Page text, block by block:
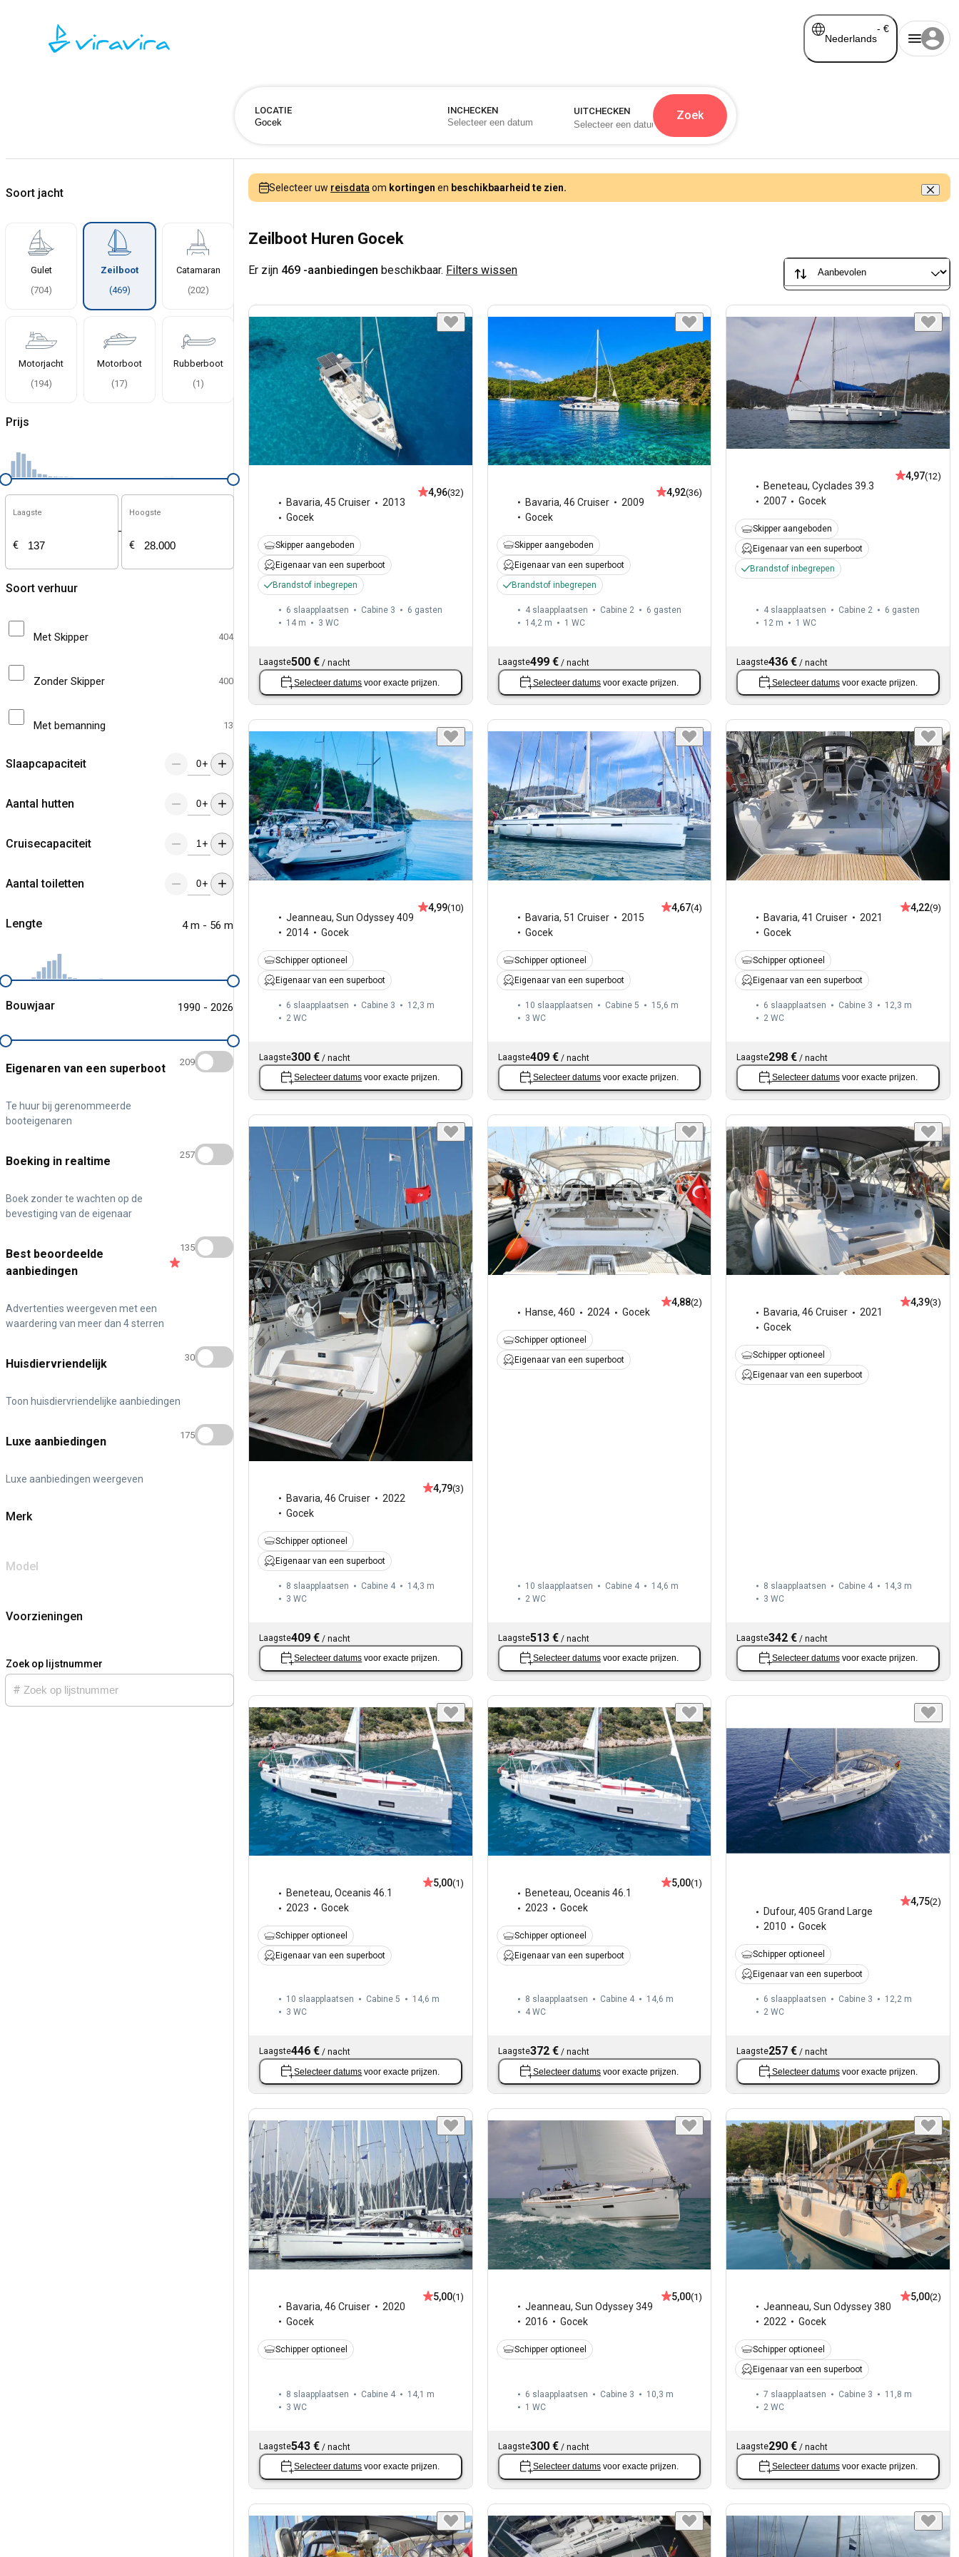
Nederlands
- €
LOCATIE INCHECKEN UITCHECKEN Zoek
Soort jacht
Gulet
(704)
Zeilboot
(469)
Catamaran
(202)
Motorjacht
(194)
Motorboot
(17)
Rubberboot
(1 )
Prijs
Laagste
€
-
Hoogste
€
Soort verhuur
Met Skipper 404
Zonder Skipper 400
Met bemanning 13
Slaapcapaciteit +
Aantal hutten +
Cruisecapaciteit +
Aantal toiletten +
Lengte 4 m - 56 m
Bouwjaar 1990 - 2026
Eigenaren van een superboot
Te huur bij gerenommeerde
booteigenaren
209
Boeking in realtime
Boek zonder te wachten op de
bevestiging van de eigenaar
257
Best beoordeelde
aanbiedingen
Advertenties weergeven met een
waardering van meer dan 4 sterren
135
Huisdiervriendelijk
Toon huisdiervriendelijke aanbiedingen
30
Luxe aanbiedingen
Luxe aanbiedingen weergeven
175
Merk
Model
Voorzieningen
Zoek op lijstnummer
Selecteer uw reisdata om kortingen en beschikbaarheid te zien.
Zeilboot Huren Gocek
Er zijn 469 -aanbiedingen beschikbaar. Filters wissen
Bavaria, 45 Cruiser
2013
Gocek
4,96(32)
Skipper aangeboden
Eigenaar van een superboot
Brandstof inbegrepen
6 slaapplaatsen Cabine 3
6 gasten
14 m
3 WC
Laagste500 € / nacht
Selecteer datums voor exacte prijzen.
Bavaria, 46 Cruiser
2009
Gocek
4,92(36)
Skipper aangeboden
Eigenaar van een superboot
Brandstof inbegrepen
4 slaapplaatsen Cabine 2
6 gasten
14,2 m
1 WC
Laagste499 €/ nacht
Selecteer datums voor exacte prijzen.
Beneteau,Cyclades 39.3
2007
Gocek
4,97(12)
Skipper aangeboden
Eigenaar van een superboot
Brandstof inbegrepen
4 slaapplaatsen Cabine 2
6 gasten
12 m
1 WC
Laagste436 € /nacht
Selecteer datums voor exacte prijzen.
Jeanneau, Sun Odyssey 409
2014
Gocek
4,99(10)
Schipper optioneel
Eigenaar van een superboot
6 slaapplaatsen Cabine 3
12,3 m
2 WC
Laagste300 € / nacht
Selecteer datums voor exacte prijzen.
Bavaria, 51 Cruiser
2015
Gocek
4,67(4)
Schipper optioneel
Eigenaar van een superboot
10 slaapplaatsen Cabine 5
15,6 m
3 WC
Laagste409 €/ nacht
Selecteer datums voor exacte prijzen.
Bavaria,41 Cruiser
2021
Gocek
4,22(9)
Schipper optioneel
Eigenaar van een superboot
6 slaapplaatsen Cabine 3
12,3 m
2 WC
Laagste298 € /nacht
Selecteer datums voor exacte prijzen.
Bavaria, 46 Cruiser
2022
Gocek
4,79(3)
Schipper optioneel
Eigenaar van een superboot
8 slaapplaatsen Cabine 4
14,3 m
3 WC
Laagste409 € / nacht
Selecteer datums voor exacte prijzen.
Hanse, 460 2024 Gocek
4,88(2)
Schipper optioneel
Eigenaar van een superboot
10 slaapplaatsen Cabine 4
14,6 m
2 WC
Laagste513 €/ nacht
Selecteer datums voor exacte prijzen.
Bavaria,46 Cruiser
2021
Gocek
4,39(3)
Schipper optioneel
Eigenaar van een superboot
8 slaapplaatsen Cabine 4
14,3 m
3 WC
Laagste342 € /nacht
Selecteer datums voor exacte prijzen.
Beneteau, Oceanis 46.1
2023
Gocek
5,00(1)
Schipper optioneel
Eigenaar van een superboot
10 slaapplaatsen Cabine 5
14,6 m
3 WC
Laagste446 € / nacht
Selecteer datums voor exacte prijzen.
Beneteau, Oceanis 46.1
2023
Gocek
5,00(1)
Schipper optioneel
Eigenaar van een superboot
8 slaapplaatsen Cabine 4
14,6 m
4 WC
Laagste372 €/ nacht
Selecteer datums voor exacte prijzen.
Dufour,405 Grand Large
2010
Gocek
4,75(2)
Schipper optioneel
Eigenaar van een superboot
6 slaapplaatsen Cabine 3
12,2 m
2 WC
Laagste257 € /nacht
Selecteer datums voor exacte prijzen.
Bavaria, 46 Cruiser
2020
Gocek
5,00(1)
Schipper optioneel
8 slaapplaatsen Cabine 4
14,1 m
3 WC
Laagste543 € / nacht
Selecteer datums voor exacte prijzen.
Jeanneau, Sun Odyssey 349
2016
Gocek
5,00(1)
Schipper optioneel
6 slaapplaatsen Cabine 3
10,3 m
1 WC
Laagste300 €/ nacht
Selecteer datums voor exacte prijzen.
Jeanneau,Sun Odyssey 380
2022
Gocek
5,00(2)
Schipper optioneel
Eigenaar van een superboot
7 slaapplaatsen Cabine 3
11,8 m
2 WC
Laagste290 € /nacht
Selecteer datums voor exacte prijzen.